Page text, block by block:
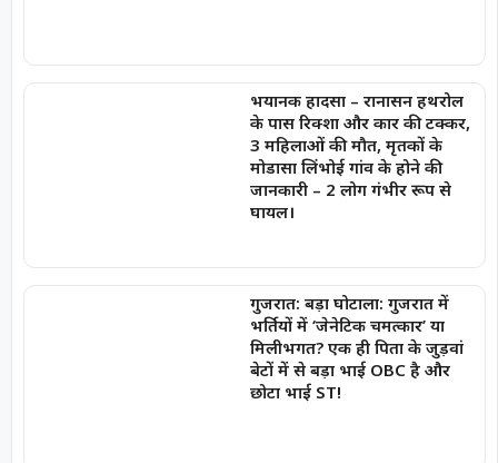
भयानक हादसा – रानासन हथरोल
के पास रिक्शा और कार की टक्कर,
3 महिलाओं की मौत, मृतकों के
मोडासा लिंभोई गांव के होने की
जानकारी – 2 लोग गंभीर रूप से
घायल।
गुजरात: बड़ा घोटाला: गुजरात में
भर्तियों में ‘जेनेटिक चमत्कार’ या
मिलीभगत? एक ही पिता के जुड़वां
बेटों में से बड़ा भाई OBC है और
छोटा भाई ST!